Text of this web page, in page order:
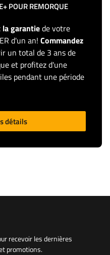
POUR REMORQUE
la garantiede votre
d'un an! Commandez
un total de 3 ans de
et profitez d'une
pendant une période
détails
recevoir les dernières
promotions.